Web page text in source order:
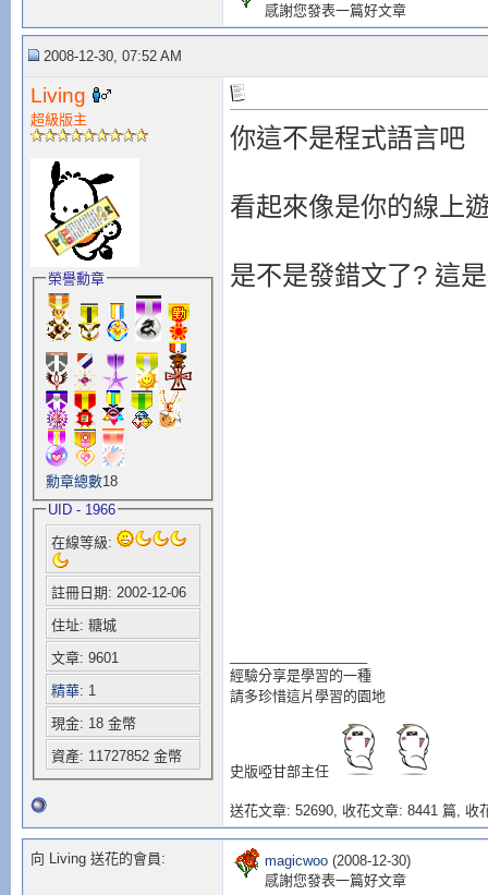
感謝您發表一篇好文章
2008-12-30, 07:52 AM
Living
超級版主
榮譽勳章
勳章總數18
UID - 1966
在線等級:
註冊日期: 2002-12-06
住址: 糖城
文章: 9601
精華: 1
現金: 18 金幣
資產: 11727852 金幣
你這不是程式語言吧
看起來像是你的線上
是不是發錯文了? 這
經驗分享是學習的一種
請多珍惜這片學習的園地
史版啞甘部主任
送花文章: 52690, 收花文章: 8441 篇, 收
向 Living 送花的會員: magicwoo(2008-12-30)
感謝您發表一篇好文章